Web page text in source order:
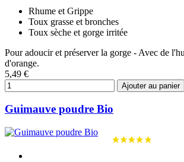
Rhume et Grippe
Toux grasse et bronches
Toux sèche et gorge irritée
Pour adoucir et préserver la gorge - Avec de
d'orange.
5,49 €
Ajouter au panier
Guimauve poudre Bio